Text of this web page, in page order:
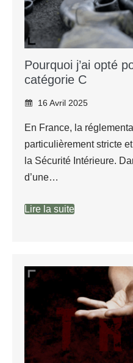
Pourquoi j’ai opté
catégorie C
16 Avril 2025
En France, la
particulièrement stricte
la Sécurité Intérieure.
d’une…
Lire la suite